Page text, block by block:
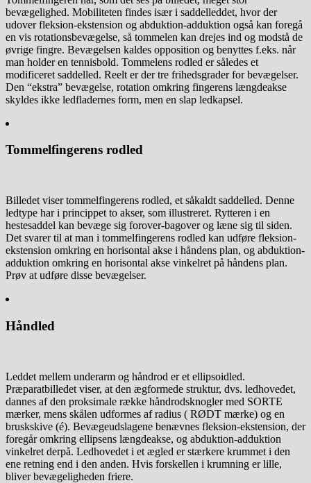
bevægelighed. Mobiliteten findes især i saddelleddet, hvor der
udover fleksion-ekstension og abduktion-adduktion også kan foregå
en vis rotationsbevægelse, så tommelen kan drejes ind og modstå de
øvrige fingre. Bevægelsen kaldes opposition og benyttes f.eks. når
man holder en tennisbold. Tommelens rodled er således et
modificeret saddelled. Reelt er der tre frihedsgrader for bevægelser.
Den “ekstra” bevægelse, rotation omkring fingerens længdeakse
skyldes ikke ledfladernes form, men en slap ledkapsel.
Tommelfingerens rodled
Billedet viser tommelfingerens rodled, et såkaldt saddelled. Denne
ledtype har i princippet to akser, som illustreret. Rytteren i en
hestesaddel kan bevæge sig forover-bagover og læne sig til siden.
Det svarer til at man i tommelfingerens rodled kan udføre fleksion-
ekstension omkring en horisontal akse i håndens plan, og abduktion-
adduktion omkring en horisontal akse vinkelret på håndens plan.
Prøv at udføre disse bevægelser.
Håndled
Leddet mellem underarm og håndrod er et ellipsoidled.
Præparatbilledet viser, at den ægformede struktur, dvs. ledhovedet,
dannes af den proksimale række håndrodsknogler med SORTE
mærker, mens skålen udformes af radius ( RØDT mærke) og en
bruskskive (é). Bevægeudslagene benævnes fleksion-ekstension, der
foregår omkring ellipsens længdeakse, og abduktion-adduktion
vinkelret derpå. Ledhovedet i et ægled er stærkere krummet i den
ene retning end i den anden. Hvis forskellen i krumning er lille,
bliver bevægeligheden friere.